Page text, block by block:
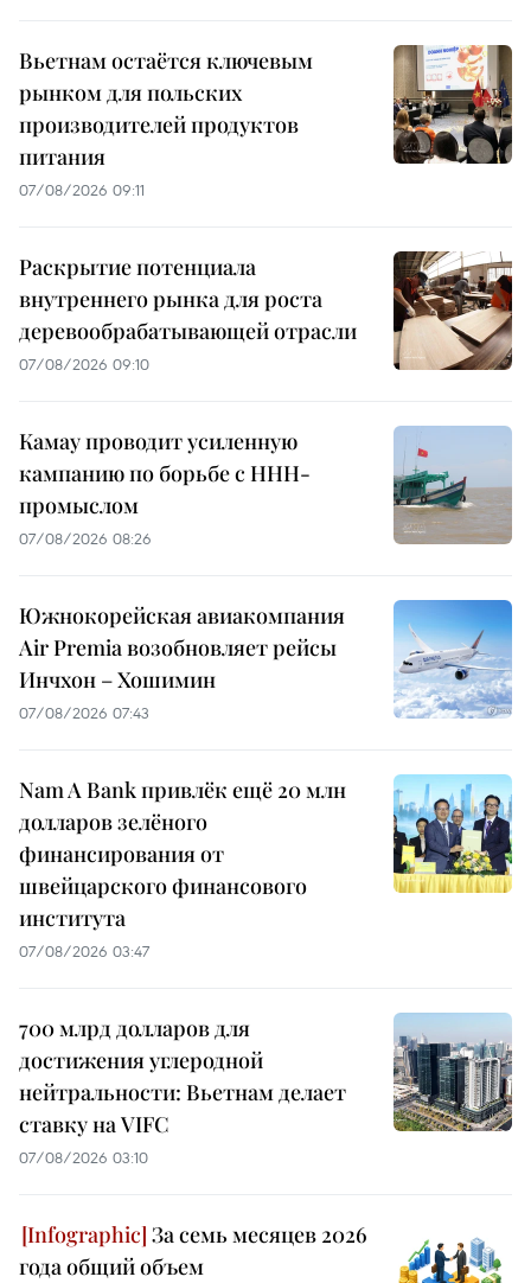
Вьетнам остаётся ключевым
рынком для польских
производителей продуктов
питания
07/08/2026 09:11
Раскрытие потенциала
внутреннего рынка для роста
деревообрабатывающей отрасли
07/08/2026 09:10
Камау проводит усиленную
кампанию по борьбе с ННН-
промыслом
07/08/2026 08:26
Южнокорейская авиакомпания
Air Premia возобновляет рейсы
Инчхон – Хошимин
07/08/2026 07:43
Nam A Bank привлёк ещё 20 млн
долларов зелёного
финансирования от
швейцарского финансового
института
07/08/2026 03:47
700 млрд долларов для
достижения углеродной
нейтральности: Вьетнам делает
ставку на VIFC
07/08/2026 03:10
За семь месяцев 2026
года общий объем